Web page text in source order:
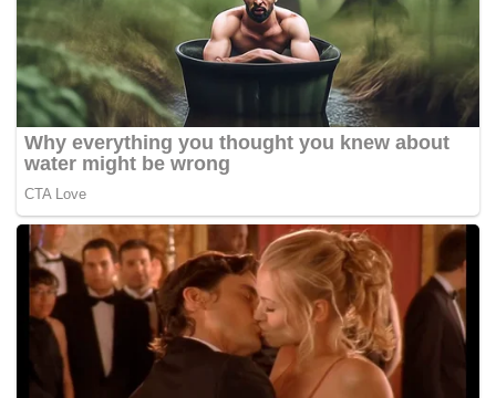
Daripada jumlah wakil rakyat yang tidak hadir, seramai 31
ahli Parlimen kerajaan ponteng sebelum undian
dimulakan, antaranya ialah Datuk Seri Dr. Ahmad Zahid
Hamidi (BN-Bagan Datuk); Datuk Seri Najib Tun Razak
(BN-Pekan); Datuk Seri Ahmad Maslan (BN-Pontian);
Datuk Seri Tengku Adnan Mansor (BN-Putrajaya) dan
Tambah Zahidi yang juga Ketua UMNO Bahagian Padang
Besar, hasrat untuk menyegerakan PRU-15 juga selaras
dengan kehendak perwakilan yang disampaikan dalam
Perhimpunan Agung UMNO baru-baru ini.
-Utusan Online